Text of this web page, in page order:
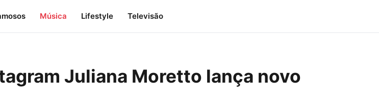
Música Lifestyle Televisão
Juliana Moretto lança novo